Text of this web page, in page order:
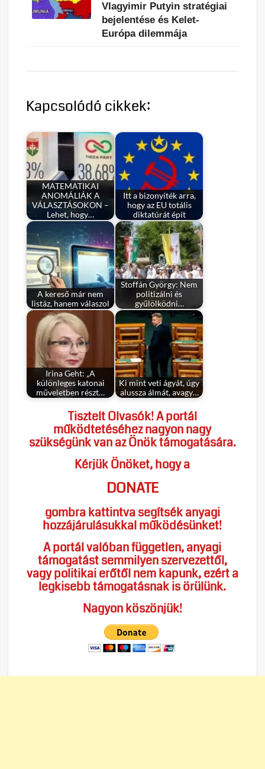
Vlagyimir Putyin stratégiai
bejelentése és Kelet-
Európa dilemmája
Kapcsolódó cikkek:
MATEMATIKAI
ANOMÁLIÁK A
VÁLASZTÁSOKON –
Lehet, hogy…
Itt a bizonyíték arra,
hogy az EU totális
diktatúrát épít
A kereső már nem
listáz, hanem válaszol
Stoffán György: Nem
politizálni és
gyűlölködni…
Irina Geht: „A
különleges katonai
műveletben részt…
Ki mint veti ágyát, úgy
alussza álmát, avagy…
Tisztelt Olvasók! A portál
működtetéséhez nagyon nagy
szükségünk van az Önök támogatására.
Kérjük Önöket, hogy a
DONATE
gombra kattintva segítsék anyagi
hozzájárulásukkal működésünket!
A portál valóban független, anyagi
támogatást semmilyen szervezettől,
vagy politikai erőtől nem kapunk, ezért a
legkisebb támogatásnak is örülünk.
Nagyon köszönjük!